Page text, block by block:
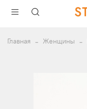
Главная Женщины